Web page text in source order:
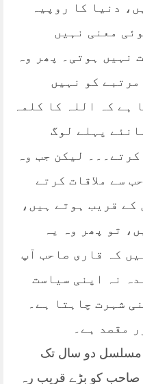
دنیا کا روپیہ
معنی نہیں
نہیں ہوتی۔ پھر وہ
کو نہیں
ہے کہ اللہ کا کلمہ
پہلے لوگ
لیکن جب وہ
سے ملاقات کرتے
کے قریب ہوتے ہیں،
تو پھر وہ یہ
کہ قاری صاحب آپ
نہ اپنی سیاست
شہرت چاہتا ہے۔
مقصد ہے۔
مسلسل دو سال تک
صاحب کو بڑے قریب رہ